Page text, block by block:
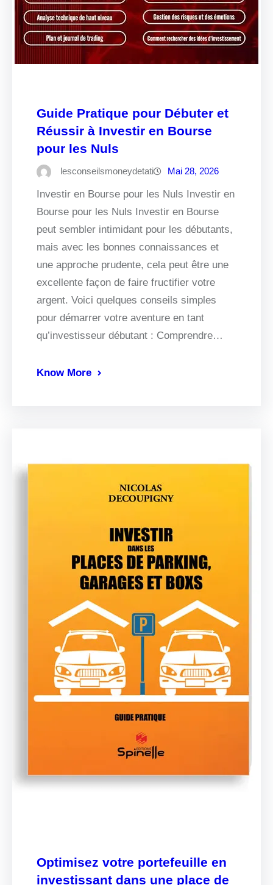
Guide Pratique pour Débuter et
Réussir à Investir en Bourse
pour les Nuls
lesconseilsmoneydetati Mai 28, 2026
Investir en Bourse pour les Nuls Investir en
Bourse pour les Nuls Investir en Bourse
peut sembler intimidant pour les débutants,
mais avec les bonnes connaissances et
une approche prudente, cela peut être une
excellente façon de faire fructifier votre
argent. Voici quelques conseils simples
pour démarrer votre aventure en tant
qu’investisseur débutant : Comprendre…
Know More
Optimisez votre portefeuille en
investissant dans une place de